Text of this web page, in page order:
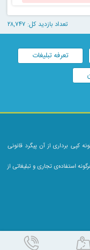
تعداد بازدید کل: ۲۸,۷۴۷
تعرفه تبلیغات
برداری از آن پیگرد قانونی
استفاده‌ی تجاری و تبلیغاتی از